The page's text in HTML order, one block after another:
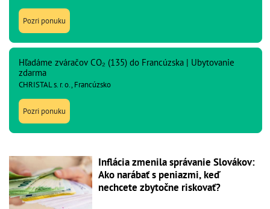
Pozri ponuku
Hľadáme zváračov CO₂ (135) do Francúzska | Ubytovanie
zdarma
CHRISTAL s. r. o., Francúzsko
Pozri ponuku
Inflácia zmenila správanie Slovákov:
Ako narábať s peniazmi, keď
nechcete zbytočne riskovať?